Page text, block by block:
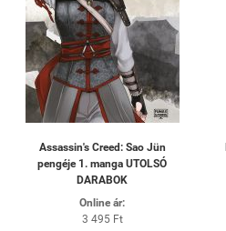
Assassin's Creed: Sao Jün
pengéje 1. manga UTOLSÓ
DARABOK
Online ár:
3 495 Ft